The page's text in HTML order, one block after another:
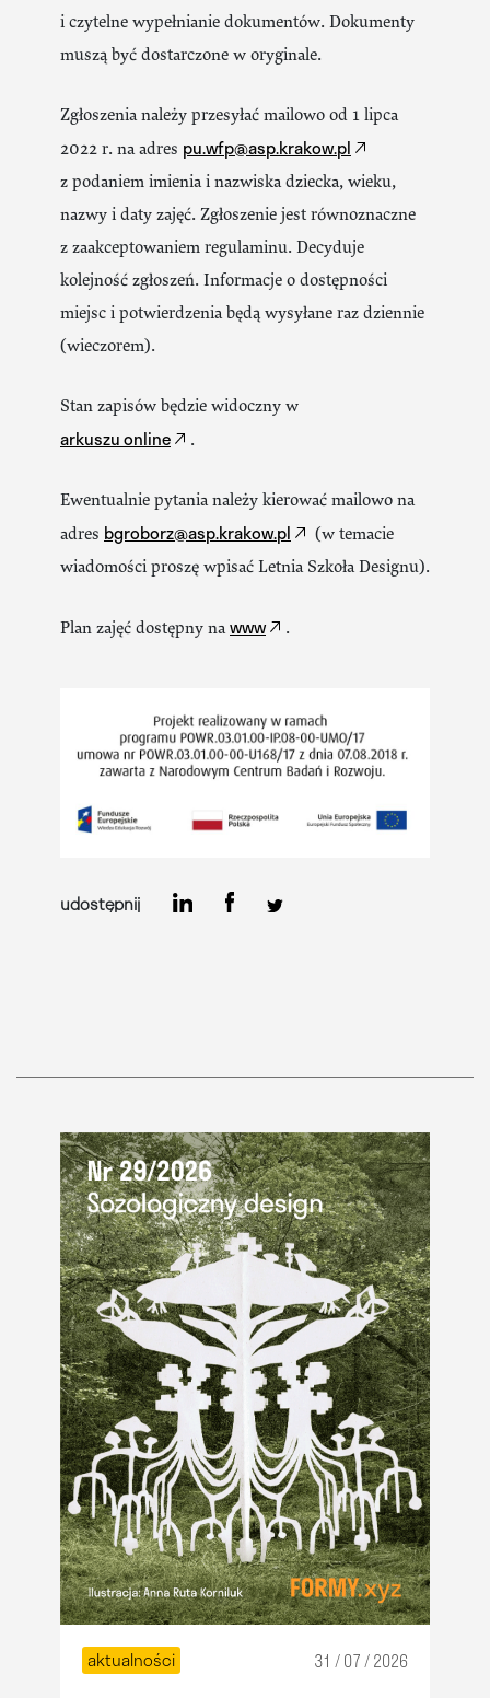
i czytelne wypełnianie dokumentów. Dokumenty
muszą być dostarczone w oryginale.
Zgłoszenia należy przesyłać mailowo od 1 lipca
2022 r. na adres pu.wfp@asp.krakow.pl
z podaniem imienia i nazwiska dziecka, wieku,
nazwy i daty zajęć. Zgłoszenie jest równoznaczne
z zaakceptowaniem regulaminu. Decyduje
kolejność zgłoszeń. Informacje o dostępności
miejsc i potwierdzenia będą wysyłane raz dziennie
(wieczorem).
Stan zapisów będzie widoczny w
arkuszu online .
Ewentualnie pytania należy kierować mailowo na
adres bgroborz@asp.krakow.pl
(w temacie
wiadomości proszę wpisać Letnia Szkoła Designu).
Plan zajęć dostępny nawww .
udostępnij
aktualności 31 / 07 / 2026